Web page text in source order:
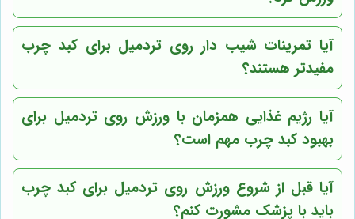
آیا تمرینات شیب دار روی تردمیل برای کبد چرب
مفیدتر هستند؟
آیا رژیم غذایی همزمان با ورزش روی تردمیل برای
بهبود کبد چرب مهم است؟
آیا قبل از شروع ورزش روی تردمیل برای کبد چرب
باید با پزشک مشورت کنم؟